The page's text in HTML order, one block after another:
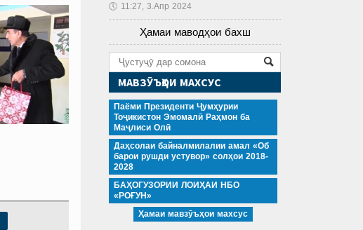
🕔 11:27, 3.Апр 2024
Ҳамаи маводҳои бахш
МАВЗӮЪҲОИ МАХСУС
Паёми Президенти Ҷумҳурии
Тоҷикистон Эмомалӣ Раҳмон ба
Маҷлиси Олӣ
Даҳсолаи байналмилалии амал «Об
барои рушди устувор» солҳои 2018-
2028
БАҲОГУЗОРИИ ЛОИҲАИ НБО
«РОҒУН»
Ҳамаи мавзӯъҳои махсус